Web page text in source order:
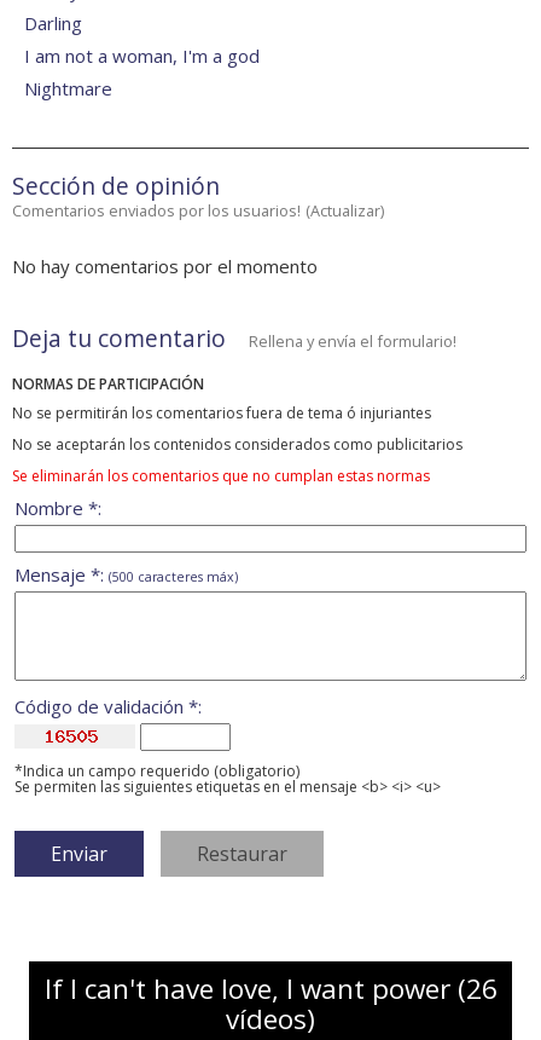
Darling
I am not a woman, I'm a god
Nightmare
Sección de opinión
Comentarios enviados por los usuarios! (Actualizar)
No hay comentarios por el momento
Deja tu comentario Rellena y envía el formulario!
NORMAS DE PARTICIPACIÓN
No se permitirán los comentarios fuera de tema ó injuriantes
No se aceptarán los contenidos considerados como publicitarios
Se eliminarán los comentarios que no cumplan estas normas
Nombre *:
Mensaje *: (500 caracteres máx)
Código de validación *:
*Indica un campo requerido (obligatorio)
Se permiten las siguientes etiquetas en el mensaje <b> <i> <u>
If I can't have love, I want power (26
vídeos)